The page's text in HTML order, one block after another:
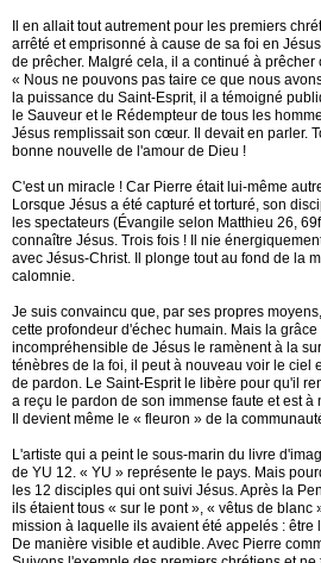
Il en allait tout autrement pour les premiers
arrêté et emprisonné à cause de sa foi en
de prêcher. Malgré cela, il a continué à
« Nous ne pouvons pas taire ce que nous
la puissance du Saint-Esprit, il a témoigné
le Sauveur et le Rédempteur de tous les
Jésus remplissait son cœur. Il devait en parler.
bonne nouvelle de l'amour de Dieu !
C'est un miracle ! Car Pierre était lui-même
Lorsque Jésus a été capturé et torturé, son
les spectateurs (Évangile selon Matthieu 26,
connaître Jésus. Trois fois ! Il nie
avec Jésus-Christ. Il plonge tout au fond de la
calomnie.
Je suis convaincu que, par ses propres
cette profondeur d'échec humain. Mais la
incompréhensible de Jésus le ramènent à la
ténèbres de la foi, il peut à nouveau voir le ciel
de pardon. Le Saint-Esprit le libère pour qu'il
a reçu le pardon de son immense faute et est à
Il devient même le « fleuron » de la
L'artiste qui a peint le sous-marin du livre
de YU 12. « YU » représente le pays. Mais
les 12 disciples qui ont suivi Jésus. Après la
ils étaient tous « sur le pont », « vêtus de blanc
mission à laquelle ils avaient été appelés : être
De manière visible et audible. Avec Pierre